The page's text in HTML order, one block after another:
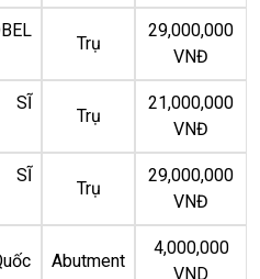
Trụ
29,000,000
VNĐ
SĨ
Trụ
21,000,000
VNĐ
SĨ
Trụ
29,000,000
VNĐ
Abutment
4,000,000
VND